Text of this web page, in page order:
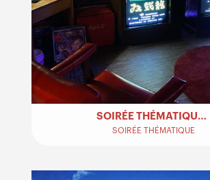
SOIRÉE THÉMATIQUE ANNÉES 80-90
SOIRÉE THÉMATIQUE